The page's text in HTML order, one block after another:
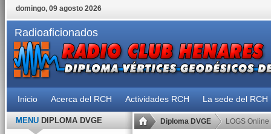
domingo, 09 agosto 2026
Radioaficionados
Inicio Acerca del RCH Actividades RCH La sede del RCH
Diploma DVGE LOGS Online
MENUDIPLOMA DVGE